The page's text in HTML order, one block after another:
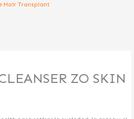
Hair Transplant
ZO SKIN